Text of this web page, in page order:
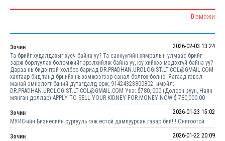
0 ЭМОЖИ
Зочин
2026-02-03 13:24
Та бөөрийг худалдахыг хүсч байна уу? Та санхүүгийн хямралын улмаас бөөрийг
зарж борлуулах боломжийг эрэлхийлж байна уу, юу хийхээ мэдэхгүй байна уу?
Дараа нь бидэнтэй холбоо бариад DR.PRADHAN.UROLOGIST.LT.COL@GMAIL.COM
хаягаар бид танд бөөрнийх нь хэмжээгээр санал болгох болно. Яагаад гэвэл
манай эмнэлэгт бөөрний дутагдалд орж, 91424323800802. имэйл:
DR.PRADHAN.UROLOGIST.LT.COL@GMAIL.COM Yнэ: $780, 000 (Долоон зуун, Наян
мянган доллар) APPLY TO SELL YOUR KIDNEY FOR MONEY NOW $ 780,000.00
Зочин
2026-01-23 15:02
МУИС-ийн Бизнесийн сургууль гэж естой дампуурсан газар бий!!! Онигоотой
Зочин
2026-01-22 20:09